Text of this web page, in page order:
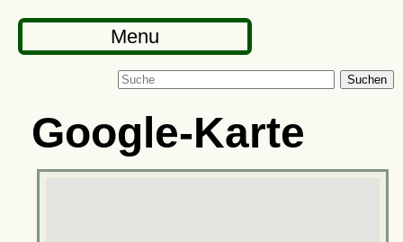
Menu
Suchen
Google-Karte